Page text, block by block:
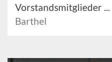
Vorstandsmitglieder ...
Barthel